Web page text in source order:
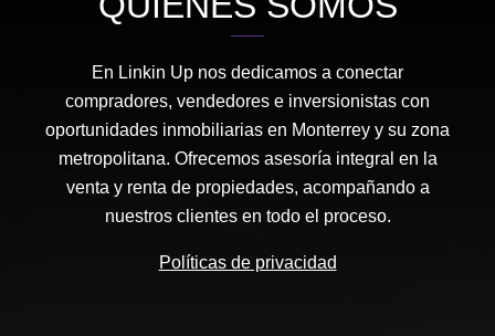
En Linkin Up nos dedicamos a conectar
compradores, vendedores e inversionistas con
oportunidades inmobiliarias en Monterrey y su zona
metropolitana. Ofrecemos asesoría integral en la
venta y renta de propiedades, acompañando a
nuestros clientes en todo el proceso.
Políticas de privacidad